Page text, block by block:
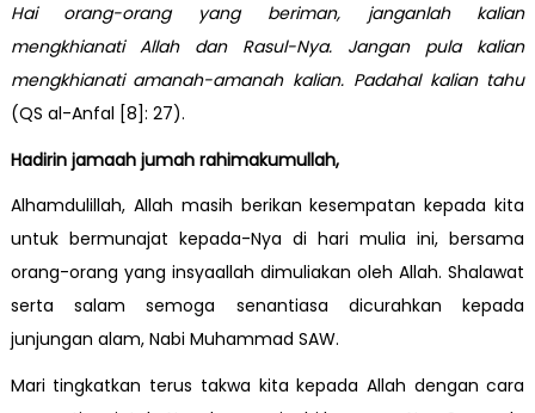
Hai orang-orang yang beriman, janganlah kalian
mengkhianati Allah dan Rasul-Nya. Jangan pula kalian
mengkhianati amanah-amanah kalian. Padahal kalian tahu
(QS al-Anfal [8]: 27).
Hadirin jamaah jumah rahimakumullah,
Alhamdulillah, Allah masih berikan kesempatan kepada kita
untuk bermunajat kepada-Nya di hari mulia ini, bersama
orang-orang yang insyaallah dimuliakan oleh Allah. Shalawat
serta salam semoga senantiasa dicurahkan kepada
junjungan alam, Nabi Muhammad SAW.
Mari tingkatkan terus takwa kita kepada Allah dengan cara